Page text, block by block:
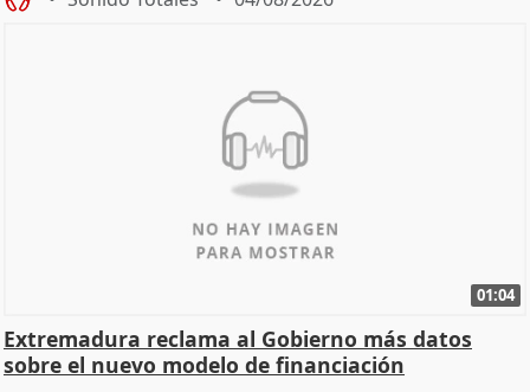
01:04
Extremadura reclama al Gobierno más datos
sobre el nuevo modelo de financiación